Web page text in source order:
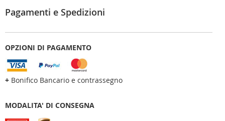
Pagamenti e Spedizioni
OPZIONI DI PAGAMENTO
+ Bonifico Bancario e contrassegno
MODALITA' DI CONSEGNA